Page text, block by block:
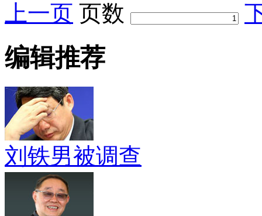
上一页 页数
编辑推荐
刘铁男被调查